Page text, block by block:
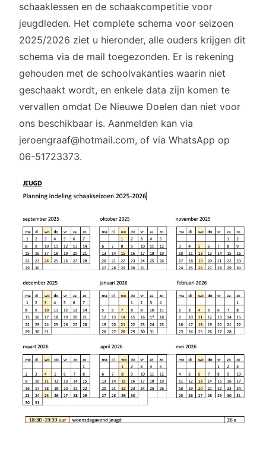
schaaklessen en de schaakcompetitie voor
jeugdleden. Het complete schema voor seizoen
2025/2026 ziet u hieronder, alle ouders krijgen dit
schema via de mail toegezonden. Er is rekening
gehouden met de schoolvakanties waarin niet
geschaakt wordt, en enkele data zijn komen te
vervallen omdat De Nieuwe Doelen dan niet voor
ons beschikbaar is. Aanmelden kan via
jeroengraaf@hotmail.com, of via WhatsApp op
06-51723373.